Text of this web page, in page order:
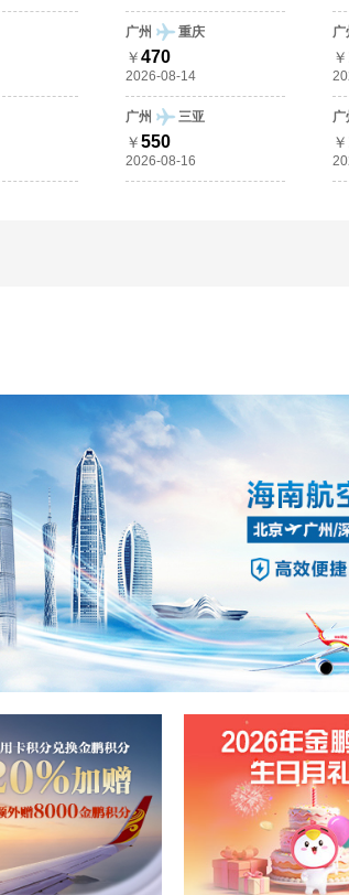
广州 重庆
￥470
2026-08-14
广
￥
广州 三亚
￥550
2026-08-16
广
￥